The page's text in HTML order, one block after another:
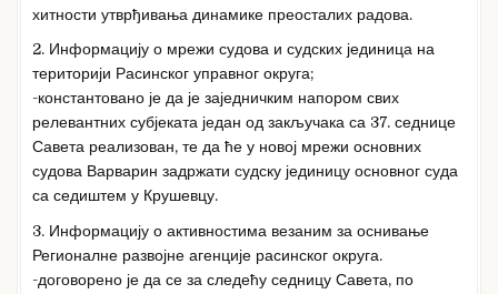
хитности утврђивања динамике преосталих радова.
2. Информацију о мрежи судова и судских јединица на
територији Расинског управног округа;
-константовано је да је заједничким напором свих
релевантних субјеката један од закључака са 37. седнице
Савета реализован, те да ће у новој мрежи основних
судова Варварин задржати судску јединицу основног суда
са седиштем у Крушевцу.
3. Информацију о активностима везаним за оснивање
Регионалне развојне агенције расинског округа.
-договорено је да се за следећу седницу Савета, по